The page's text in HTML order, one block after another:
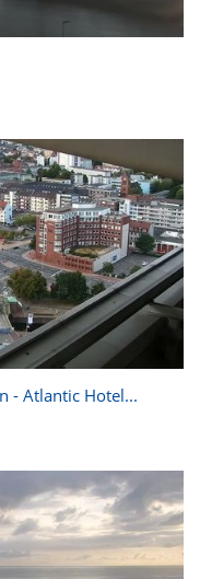
- Atlantic Hotel...